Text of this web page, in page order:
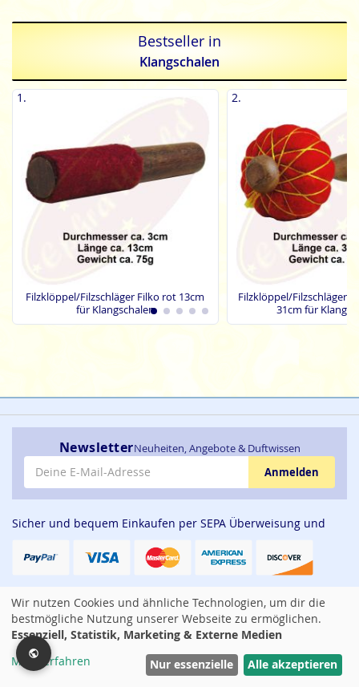
Filter
Bestseller in
Klangschalen
1.
Filzklöppel/Filzschläger Filko rot 13cm
für Klangschalen
2.
Filzklöppel/Filzschläger
31cm für
NewsletterNeuheiten, Angebote & Duftwissen
E-Mail-Adresse
Anmelden
Sicher und bequem Einkaufen per SEPA Überweisung und
Unsere frische, geprüfte Ware ist direkt ab Lager lieferbar
Günstige Preise und viele spannende Angebote aus der
Welt der Düfte
Jeden Monat eine sehr große Auswahl abwechslungsreicher
Wir nutzen Cookies und ähnliche Technologien, um dir die
bestmögliche Nutzung unserer Webseite zu ermöglichen.
Essenziell, Statistik, Marketing & Externe Medien
Mehr erfahren
Nur essenzielle Alle akzeptieren